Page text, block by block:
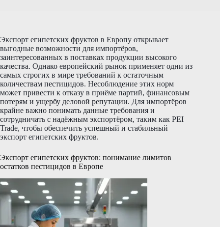
Экспорт египетских фруктов в Европу открывает
выгодные возможности для импортёров,
заинтересованных в поставках продукции высокого
качества. Однако европейский рынок применяет одни из
самых строгих в мире требований к остаточным
количествам пестицидов. Несоблюдение этих норм
может привести к отказу в приёме партий, финансовым
потерям и ущербу деловой репутации. Для импортёров
крайне важно понимать данные требования и
сотрудничать с надёжным экспортёром, таким как PEI
Trade, чтобы обеспечить успешный и стабильный
экспорт египетских фруктов.
Экспорт египетских фруктов: понимание лимитов
остатков пестицидов в Европе